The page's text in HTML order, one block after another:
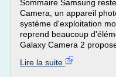
Sommaire Samsung
Camera, un appareil
système d'exploitation
reprend beaucoup
Galaxy Camera 2 propose
Lire la suite